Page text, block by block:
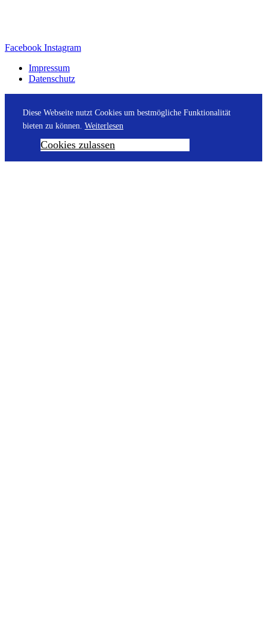
Facebook Instagram
Impressum
Datenschutz
Diese Webseite nutzt Cookies um bestmögliche Funktionalität
bieten zu können. Weiterlesen
Cookies zulassen